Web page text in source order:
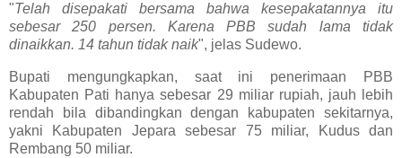
"Telah disepakati bersama bahwa kesepakatannya itu
sebesar 250 persen. Karena PBB sudah lama tidak
dinaikkan. 14 tahun tidak naik", jelas Sudewo.
Bupati mengungkapkan, saat ini penerimaan PBB
Kabupaten Pati hanya sebesar 29 miliar rupiah, jauh lebih
rendah bila dibandingkan dengan kabupaten sekitarnya,
yakni Kabupaten Jepara sebesar 75 miliar, Kudus dan
Rembang 50 miliar.